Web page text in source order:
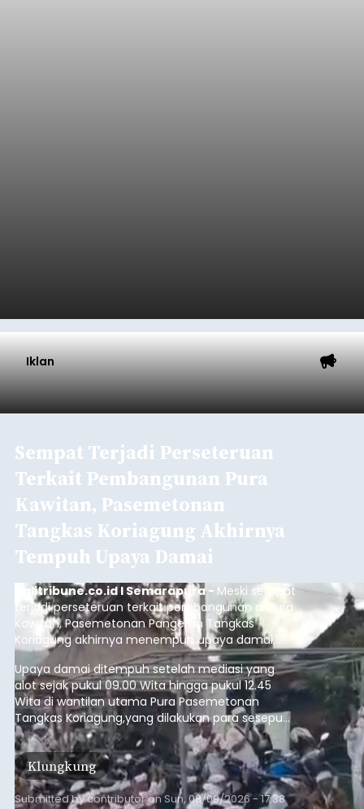
Iklan
Sempat Terjadi Perseteruan
Terkait Pembangunan Pura
Kawitan, Pasemetonan
Tangkas Koriagung Akhirnya
Tempuh Upaya Damai
balitribune.co.id I Semarapura - Meski sempat
terjadi perseteruan terkait pembangunan di Pura
Kawitan, Pasemetonan Pangeran Tangkas
Koriagung akhirnya menempuh upaya damai,
pada Minggu (9/8/2026).
Upaya damai ditempuh setelah mediasi yang
alot sejak pukul 09.00 Wita hingga pukul 12.45
Wita di wantilan utama Pura Pasemetonan
Tangkas Koriagung,yang dilakukan para sesepuh
kedua belah pihak yang berseberangan.
Klungkung
Submitted bycontributoronSun, 08/09/2026 - 17:38